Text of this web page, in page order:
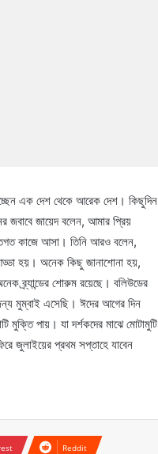
এক দেশ থেকে আরেক দেশ। কিছুদিন
জবাবে জায়েদ বলেন, আমার প্রিয়
কাজে আসা। তিনি আরও বলেন,
হয়। অনেক কিছু জানাশোনা হয়,
ব্র্যান্ডের শোরুম রয়েছে। বলিউডের
মুম্বাই এসেছি। ঈদের আগের দিন
মুক্তি পায়। যা দর্শকদের মাঝে মোটামুটি
জুলাইয়ের প্রথম সপ্তাহে যাবেন
Reddit